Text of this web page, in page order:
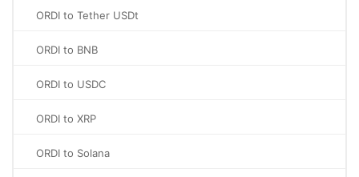
ORDI to Tether USDt
ORDI to BNB
ORDI to USDC
ORDI to XRP
ORDI to Solana